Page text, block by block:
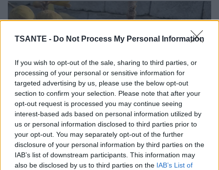
TSANTE - Do Not Process My Personal Information
If you wish to opt-out of the sale, sharing to third parties, or
processing of your personal or sensitive information for
targeted advertising by us, please use the below opt-out
section to confirm your selection. Please note that after your
opt-out request is processed you may continue seeing
interest-based ads based on personal information utilized by
us or personal information disclosed to third parties prior to
your opt-out. You may separately opt-out of the further
disclosure of your personal information by third parties on the
IAB’s list of downstream participants. This information may
also be disclosed by us to third parties on the IAB’s List of
Vous remarquez que les feuilles de votre figuier
brunissent, se dessèchent sur les bords ou tombent